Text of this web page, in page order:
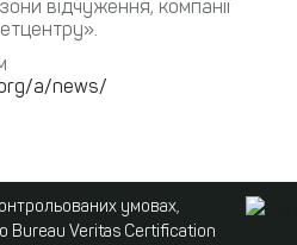
відчуження, компанії
a/news/
умовах,
Bureau Veritas Certification